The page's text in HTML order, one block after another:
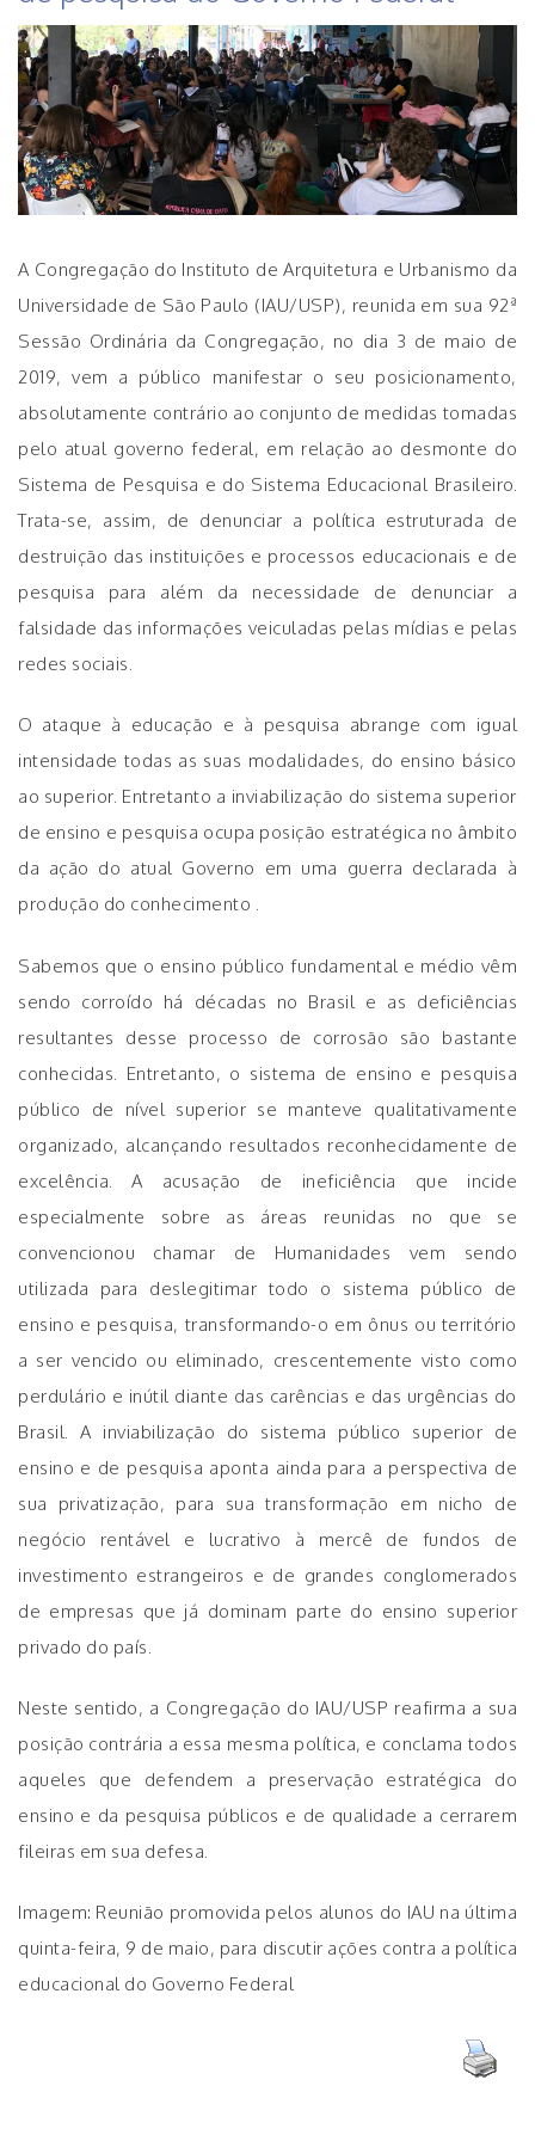
A Congregação do Instituto de Arquitetura e Urbanismo da
Universidade de São Paulo (IAU/USP), reunida em sua 92ª
Sessão Ordinária da Congregação, no dia 3 de maio de
2019, vem a público manifestar o seu posicionamento,
absolutamente contrário ao conjunto de medidas tomadas
pelo atual governo federal, em relação ao desmonte do
Sistema de Pesquisa e do Sistema Educacional Brasileiro.
Trata-se, assim, de denunciar a política estruturada de
destruição das instituições e processos educacionais e de
pesquisa para além da necessidade de denunciar a
falsidade das informações veiculadas pelas mídias e pelas
redes sociais.
O ataque à educação e à pesquisa abrange com igual
intensidade todas as suas modalidades, do ensino básico
ao superior. Entretanto a inviabilização do sistema superior
de ensino e pesquisa ocupa posição estratégica no âmbito
da ação do atual Governo em uma guerra declarada à
produção do conhecimento .
Sabemos que o ensino público fundamental e médio vêm
sendo corroído há décadas no Brasil e as deficiências
resultantes desse processo de corrosão são bastante
conhecidas. Entretanto, o sistema de ensino e pesquisa
público de nível superior se manteve qualitativamente
organizado, alcançando resultados reconhecidamente de
excelência. A acusação de ineficiência que incide
especialmente sobre as áreas reunidas no que se
convencionou chamar de Humanidades vem sendo
utilizada para deslegitimar todo o sistema público de
ensino e pesquisa, transformando-o em ônus ou território
a ser vencido ou eliminado, crescentemente visto como
perdulário e inútil diante das carências e das urgências do
Brasil. A inviabilização do sistema público superior de
ensino e de pesquisa aponta ainda para a perspectiva de
sua privatização, para sua transformação em nicho de
negócio rentável e lucrativo à mercê de fundos de
investimento estrangeiros e de grandes conglomerados
de empresas que já dominam parte do ensino superior
privado do país.
Neste sentido, a Congregação do IAU/USP reafirma a sua
posição contrária a essa mesma política, e conclama todos
aqueles que defendem a preservação estratégica do
ensino e da pesquisa públicos e de qualidade a cerrarem
fileiras em sua defesa.
Imagem: Reunião promovida pelos alunos do IAU na última
quinta-feira, 9 de maio, para discutir ações contra a política
educacional do Governo Federal